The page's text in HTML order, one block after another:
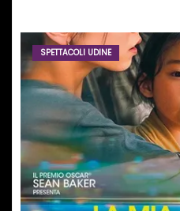
SPETTACOLI UDINE